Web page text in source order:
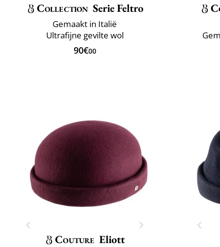
Collection Serie Feltro
Gemaakt in Italië
Ultrafijne gevilte wol
90€00
Couture Eliott